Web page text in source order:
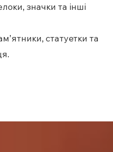
значки та інші
статуетки та